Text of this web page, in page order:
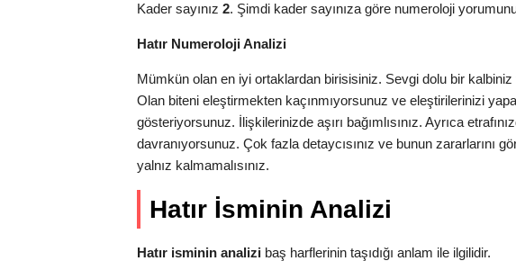
Kader sayınız 2. Şimdi kader sayınıza göre numeroloji
Hatır Numeroloji Analizi
Mümkün olan en iyi ortaklardan birisisiniz. Sevgi dolu bir
Olan biteni eleştirmekten kaçınmıyorsunuz ve eleştirilerinizi
gösteriyorsunuz. İlişkilerinizde aşırı bağımlısınız. Ayrıca
davranıyorsunuz. Çok fazla detaycısınız ve bunun zararlarını
yalnız kalmamalısınız.
Hatır İsminin Analizi
Hatır isminin analizi baş harflerinin taşıdığı anlam ile ilgilidir.